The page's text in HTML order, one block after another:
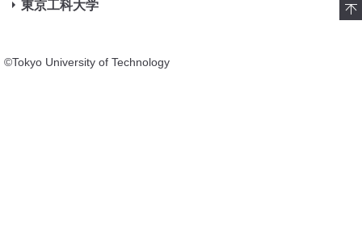
東京工科大学
©Tokyo University of Technology